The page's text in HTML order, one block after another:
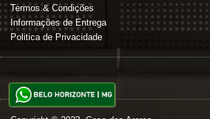
Termos & Condições
Informações de Entrega
Politica de Privacidade